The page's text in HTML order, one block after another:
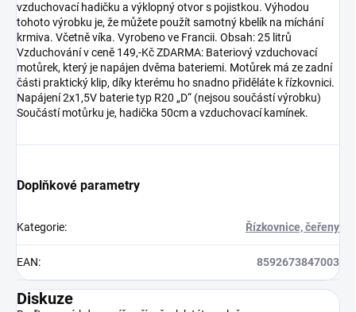
vzduchovací hadičku a výklopný otvor s pojistkou. Výhodou
tohoto výrobku je, že můžete použít samotný kbelík na míchání
krmiva. Včetně víka. Vyrobeno ve Francii. Obsah: 25 litrů
Vzduchování v ceně 149,-Kč ZDARMA: Bateriový vzduchovací
motůrek, který je napájen dvěma bateriemi. Motůrek má ze zadní
části praktický klip, díky kterému ho snadno přiděláte k řízkovnici.
Napájení 2x1,5V baterie typ R20 „D“ (nejsou součástí výrobku)
Součástí motůrku je, hadička 50cm a vzduchovací kamínek.
Doplňkové parametry
Kategorie: Řízkovnice, čeřeny
EAN: 8592673847003
Diskuze